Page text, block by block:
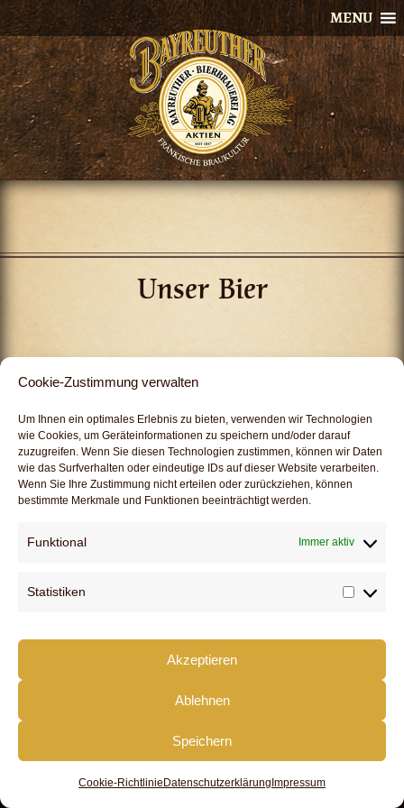
Cookie-Zustimmung verwalten
Um Ihnen ein optimales Erlebnis zu bieten, verwenden wir Technologien
wie Cookies, um Geräteinformationen zu speichern und/oder darauf
zuzugreifen. Wenn Sie diesen Technologien zustimmen, können wir Daten
wie das Surfverhalten oder eindeutige IDs auf dieser Website verarbeiten.
Wenn Sie Ihre Zustimmung nicht erteilen oder zurückziehen, können
bestimmte Merkmale und Funktionen beeinträchtigt werden.
Funktional Immer aktiv
Statistiken
Akzeptieren
Ablehnen
Speichern
Cookie-Richtlinie Datenschutzerklärung Impressum
Skip
to
content
MENU
Unser Bier
DOWNLOADS
SERVICE
KONTAKT
IMPRESSUM